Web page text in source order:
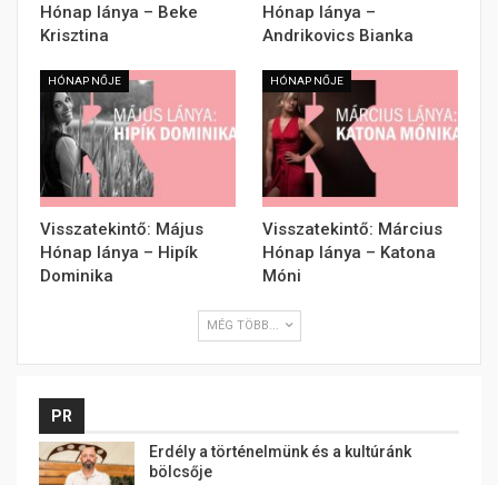
Hónap lánya – Beke
Krisztina
Hónap lánya –
Andrikovics Bianka
HÓNAP NŐJE
Visszatekintő: Május
Hónap lánya – Hipík
Dominika
HÓNAP NŐJE
Visszatekintő: Március
Hónap lánya – Katona
Móni
MÉG TÖBB...
PR
Erdély a történelmünk és a kultúránk
bölcsője